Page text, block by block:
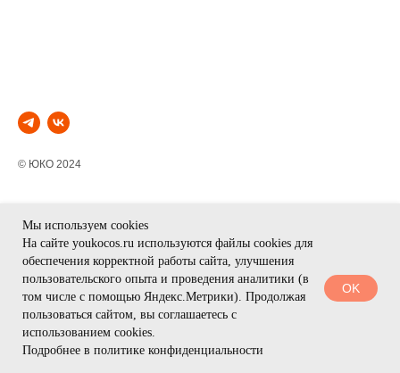
Мы используем cookies
На сайте youkocos.ru используются файлы cookies для
обеспечения корректной работы сайта, улучшения
пользовательского опыта и проведения аналитики (в
том числе с помощью Яндекс.Метрики). Продолжая
пользоваться сайтом, вы соглашаетесь с
использованием cookies.
Подробнее в политике конфиденциальности
OK
© ЮКО 2024
Мы с удовольствием
поможем подобрать
продукты, ответим на все
вопросы и примем заказ
Политика
конфиденциальности
Контакты
Доставка и оплата